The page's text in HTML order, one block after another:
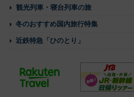
観光列車・寝台列車の旅
冬のおすすめ国内旅行特集
近鉄特急「ひのとり」